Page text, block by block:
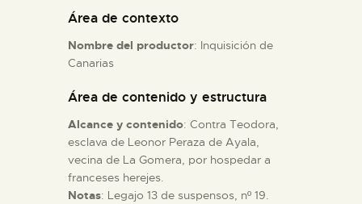
ESPAÑOL
Área de contexto
Nombre del productor: Inquisición de
Canarias
Área de contenido y estructura
Alcance y contenido: Contra Teodora,
esclava de Leonor Peraza de Ayala,
vecina de La Gomera, por hospedar a
franceses herejes.
Notas: Legajo 13 de suspensos, nº 19.